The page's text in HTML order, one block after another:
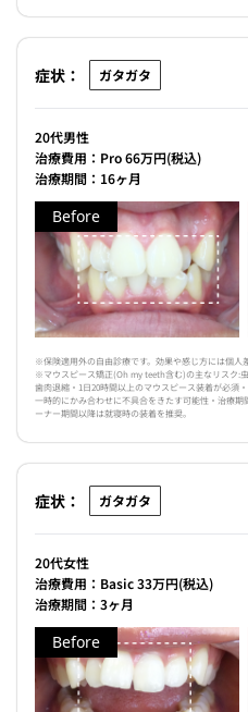
症状： ガタガタ
20代男性
治療費用：Pro 66万円(税込)
治療期間：16ヶ月
Before
※保険適用外の自由診療です。効果や感じ方には個人
※マウスピース矯正(Oh my teeth含む)の主なリスク:
歯肉退縮・1日20時間以上のマウスピース装着が必須
一時的にかみ合わせに不具合をきたす可能性・治療
ーナー期間以降は就寝時の装着を推奨。
症状： ガタガタ
20代女性
治療費用：Basic 33万円(税込)
治療期間：3ヶ月
Before